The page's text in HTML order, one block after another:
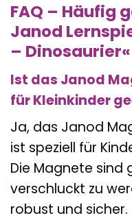
FAQ – Häufig
Janod
– Dinosaurier«
Ist das Janod
für Kleinkinder
Ja, das Janod
ist speziell für
Die Magnete sind
verschluckt zu
robust und sicher.